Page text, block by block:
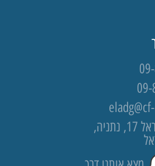
גיבורי ישראל 17, נתניה,